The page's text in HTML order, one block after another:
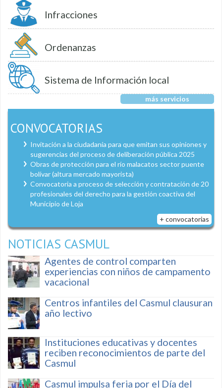
Infracciones
Ordenanzas
Sistema de Información local
más servicios
CONVOCATORIAS
Invitación a la ciudadanía para que emitan sus opiniones y
sugerencias del proceso de deliberación pública 2025
Obras de protección para el río malacatos sector puente
bolívar (altura mercado mayorista)
Convocatoria a proceso de selección y contratación de 20
profesionales del derecho para la gestión coactiva del
Municipio de Loja
+ convocatorias
NOTICIAS CASMUL
Agentes de control comparten
experiencias con niños de campamento
vacacional
Centros infantiles del Casmul clausuran
año lectivo
Instituciones educativas y docentes
reciben reconocimientos de parte del
Casmul
Casmul impulsa feria por el Día del